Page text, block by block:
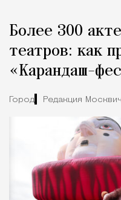
Более 300
театров: как
«Карандаш-
Город Редакция